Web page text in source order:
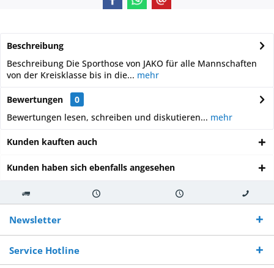
Beschreibung
Beschreibung Die Sporthose von JAKO für alle Mannschaften
von der Kreisklasse bis in die... mehr
Bewertungen
0
Bewertungen lesen, schreiben und diskutieren... mehr
Kunden kauften auch
Kunden haben sich ebenfalls angesehen
Kostenloser
Versand ab €
250,-
Versand innerhalb von Versand von So erreichen
Sie uns 0160
970 511 90
Newsletter
Service Hotline